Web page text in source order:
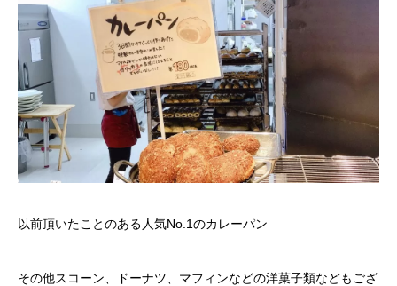
以前頂いたことのある人気No.1のカレーパン
その他スコーン、ドーナツ、マフィンなどの洋菓子類などもござ